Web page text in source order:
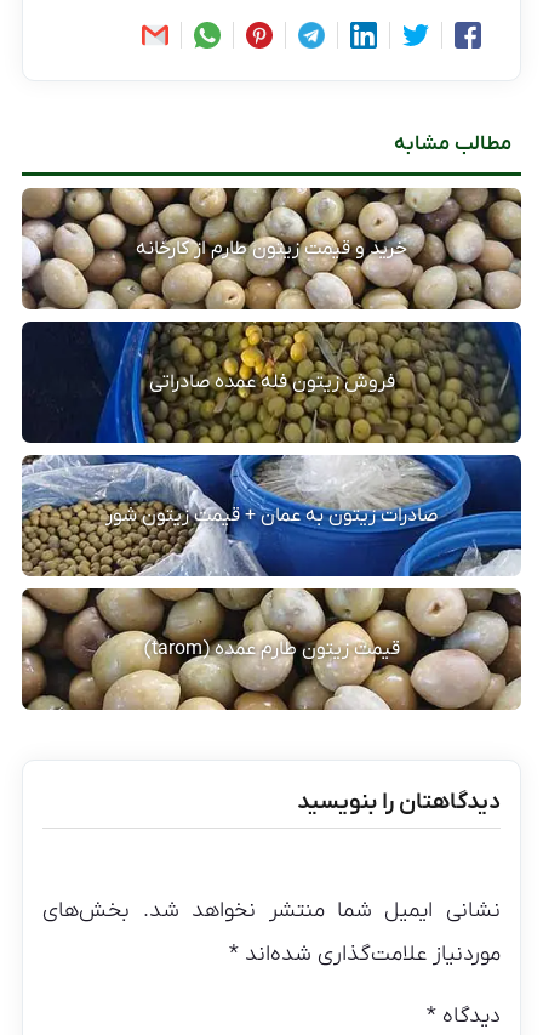
مطالب مشابه
خرید و قیمت زیتون طارم از کارخانه
فروش زیتون فله عمده صادراتی
صادرات زیتون به عمان + قیمت زیتون شور
قیمت زیتون طارم عمده (tarom)
دیدگاهتان را بنویسید
نشانی ایمیل شما منتشر نخواهد شد. بخش‌های
موردنیاز علامت‌گذاری شده‌اند*
دیدگاه*